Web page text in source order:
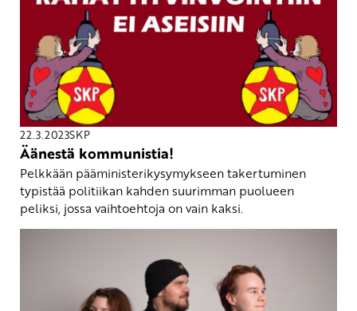
22.3.2023SKP
Äänestä kommunistia!
Pelkkään pääministerikysymykseen takertuminen
typistää politiikan kahden suurimman puolueen
peliksi, jossa vaihtoehtoja on vain kaksi.